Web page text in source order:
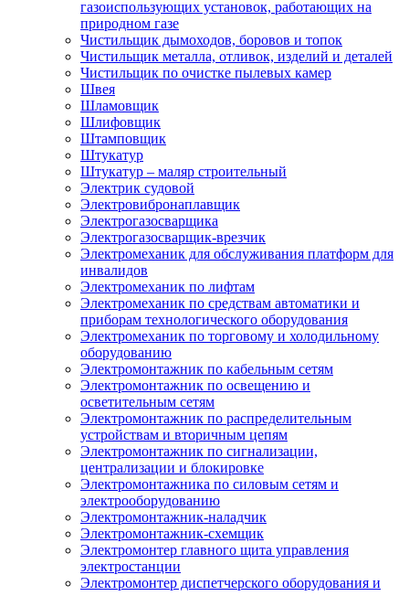
газоиспользующих установок, работающих на
природном газе
Чистильщик дымоходов, боровов и топок
Чистильщик металла, отливок, изделий и деталей
Чистильщик по очистке пылевых камер
Швея
Шламовщик
Шлифовщик
Штамповщик
Штукатур
Штукатур – маляр строительный
Электрик судовой
Электровибронаплавщик
Электрогазосварщика
Электрогазосварщик-врезчик
Электромеханик для обслуживания платформ для
инвалидов
Электромеханик по лифтам
Электромеханик по средствам автоматики и
приборам технологического оборудования
Электромеханик по торговому и холодильному
оборудованию
Электромонтажник по кабельным сетям
Электромонтажник по освещению и
осветительным сетям
Электромонтажник по распределительным
устройствам и вторичным цепям
Электромонтажник по сигнализации,
централизации и блокировке
Электромонтажника по силовым сетям и
электрооборудованию
Электромонтажник-наладчик
Электромонтажник-схемщик
Электромонтер главного щита управления
электростанции
Электромонтер диспетчерского оборудования и